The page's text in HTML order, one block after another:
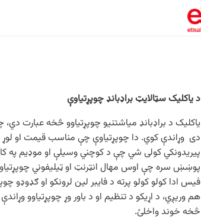
د یاکلیک سټالایټ براډبانډ چوپړتیاوې
یاکلیک د براډبانډ میاشتنیو چوپړتیاوو څخه عبارت
دی وړاندې کوي. دا چوپړتیاوې چې مناسب قیمت او لوړ
پیریدونکي کولی شي چې د کوچني وسیلې او موډیم په
پوښښ سره چې اوس مهال انټرنټ او ټیلیفوني
فیس ادا کولو کولو پرته د فایبر لین لرونکو او
هم وریږي، د اړیکو د تنظیم او د باور وړ چوپړتیاوو
څخه خوند واخلئ.